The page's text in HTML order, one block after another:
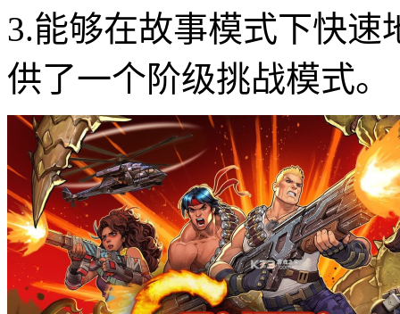
3.能够在故事模式下快
供了一个阶级挑战模式。